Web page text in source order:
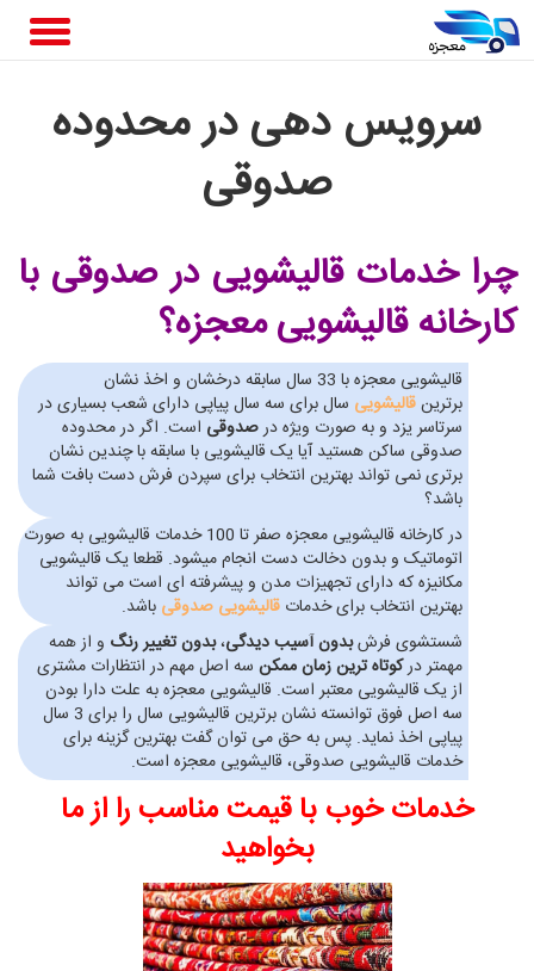
سرویس دهی در محدوده
صدوقی
چرا خدمات قالیشویی در صدوقی با
کارخانه قالیشویی معجزه؟
قالیشویی معجزه با 33 سال سابقه درخشان و اخذ نشان
برترینقالیشویی سال برای سه سال پیاپی دارای شعب بسیاری در
سرتاسر یزد و به صورت ویژه درصدوقی است. اگر در محدوده
صدوقی ساکن هستید آیا یک قالیشویی با سابقه با چندین نشان
برتری نمی تواند بهترین انتخاب برای سپردن فرش دست بافت شما
باشد؟
در کارخانه قالیشویی معجزه صفر تا 100 خدمات قالیشویی به صورت
اتوماتیک و بدون دخالت دست انجام میشود. قطعا یک قالیشویی
مکانیزه که دارای تجهیزات مدن و پیشرفته ای است می تواند
بهترین انتخاب برای خدمات قالیشویی صدوقی باشد.
شستشوی فرشبدون آسیب دیدگی،بدون تغییر رنگ و از همه
مهمتر درکوتاه ترین زمان ممکن سه اصل مهم در انتظارات مشتری
از یک قالیشویی معتبر است. قالیشویی معجزه به علت دارا بودن
سه اصل فوق توانسته نشان برترین قالیشویی سال را برای 3 سال
پیاپی اخذ نماید. پس به حق می توان گفت بهترین گزینه برای
خدمات قالیشویی صدوقی، قالیشویی معجزه است.
خدمات خوب با قیمت مناسب را از ما
بخواهید